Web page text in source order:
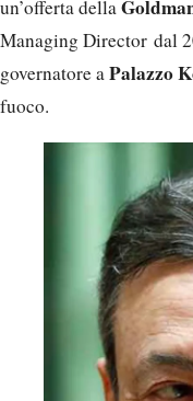
un’offerta della
Managing Director dal
governatore aPalazzo
fuoco.